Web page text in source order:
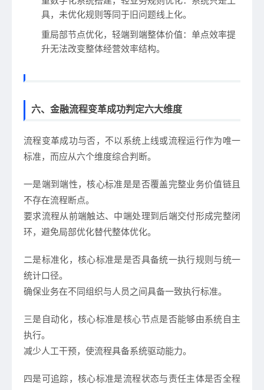
具，未优化规则等同于旧问题线上化。
重局部节点优化，轻端到端整体价值：单点效率提
升无法改变整体经营效率结构。
六、金融流程变革成功判定六大维度
流程变革成功与否，不以系统上线或流程运行作为唯一
标准，而应从六个维度综合判断。
一是端到端性，核心标准是是否覆盖完整业务价值链且
不存在流程断点。
要求流程从前端触达、中端处理到后端交付形成完整闭
环，避免局部优化替代整体优化。
二是标准化，核心标准是是否具备统一执行规则与统一
统计口径。
确保业务在不同组织与人员之间具备一致执行标准。
三是自动化，核心标准是核心节点是否能够由系统自主
执行。
减少人工干预，使流程具备系统驱动能力。
四是可追踪，核心标准是流程状态与责任主体是否全程